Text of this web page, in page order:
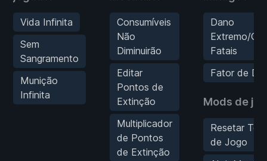
Vida Infinita
Sem
Sangramento
Munição
Infinita
Consumíveis
Não
Diminuirão
Editar
Pontos de
Extinção
Multiplicador
de Pontos
de Extinção
Dano
Extremo/
Fatais
Fator de
Mods de
Resetar
de Jogo